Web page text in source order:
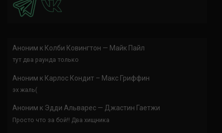
Аноним к Колби Ковингтон — Майк Пайл
тут два раунда только
Аноним к Карлос Кондит – Макс Гриффин
эх жаль(
Аноним к Эдди Альварес — Джастин Гаетжи
Просто что за бой!! Два хищника